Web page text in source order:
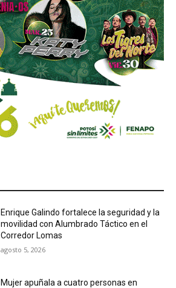
Enrique Galindo fortalece la seguridad y la
movilidad con Alumbrado Táctico en el
Corredor Lomas
agosto 5, 2026
Mujer apuñala a cuatro personas en